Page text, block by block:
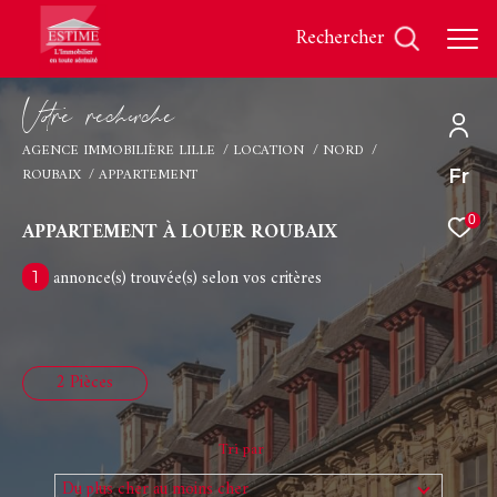
Fr
0
rechercher
Vore recece
AGENCE IMMOBILIÈRE LILLE LOCATION
NORD
ROUBAIX
APPARTEMENT
APPARTEMENT À LOUER ROUBAIX
1 annonce(s) trouvée(s) selon vos critères
2 Pièces
Tri par
Du plus cher au moins cher
Effectuer une recherche
et trouver le bien qui correspond à vos critères
Type
d'offre
de
bien
Type de bien